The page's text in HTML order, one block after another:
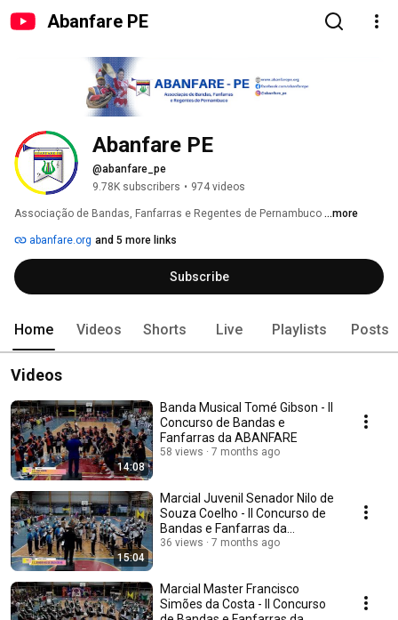
Abanfare PE
Abanfare PE
@abanfare_pe
9.78K subscribers • 974 videos
Associação de Bandas, Fanfarras e Regentes de Pernambuco ...more
abanfare.org and 5 more links
Subscribe
Home Videos Shorts Live Playlists Posts
Videos
14:08
Banda Musical Tomé Gibson - II
Concurso de Bandas e
Fanfarras da ABANFARE
58 views 7 months ago
15:04
Marcial Juvenil Senador Nilo de
Souza Coelho - II Concurso de
Bandas e Fanfarras da
ABANFARE
36 views 7 months ago
Marcial Master Francisco
Simões da Costa - II Concurso